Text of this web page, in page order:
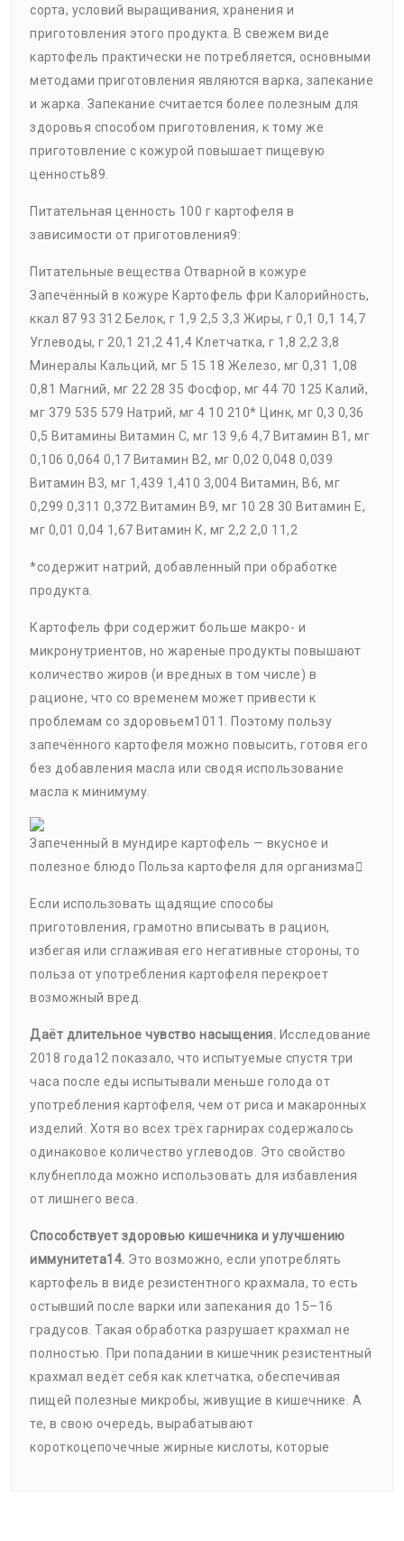
сорта, условий выращивания, хранения и
приготовления этого продукта. В свежем виде
картофель практически не потребляется, основными
методами приготовления являются варка, запекание
и жарка. Запекание считается более полезным для
здоровья способом приготовления, к тому же
приготовление с кожурой повышает пищевую
ценность89.
Питательная ценность 100 г картофеля в
зависимости от приготовления9:
Питательные вещества Отварной в кожуре
Запечённый в кожуре Картофель фри Калорийность,
ккал 87 93 312 Белок, г 1,9 2,5 3,3 Жиры, г 0,1 0,1 14,7
Углеводы, г 20,1 21,2 41,4 Клетчатка, г 1,8 2,2 3,8
Минералы Кальций, мг 5 15 18 Железо, мг 0,31 1,08
0,81 Магний, мг 22 28 35 Фосфор, мг 44 70 125 Калий,
мг 379 535 579 Натрий, мг 4 10 210* Цинк, мг 0,3 0,36
0,5 Витамины Витамин С, мг 13 9,6 4,7 Витамин В1, мг
0,106 0,064 0,17 Витамин В2, мг 0,02 0,048 0,039
Витамин В3, мг 1,439 1,410 3,004 Витамин, В6, мг
0,299 0,311 0,372 Витамин В9, мг 10 28 30 Витамин Е,
мг 0,01 0,04 1,67 Витамин К, мг 2,2 2,0 11,2
*содержит натрий, добавленный при обработке
продукта.
Картофель фри содержит больше макро- и
микронутриентов, но жареные продукты повышают
количество жиров (и вредных в том числе) в
рационе, что со временем может привести к
проблемам со здоровьем1011. Поэтому пользу
запечённого картофеля можно повысить, готовя его
без добавления масла или сводя использование
масла к минимуму.
Запеченный в мундире картофель — вкусное и
полезное блюдо Польза картофеля для организма
Если использовать щадящие способы
приготовления, грамотно вписывать в рацион,
избегая или сглаживая его негативные стороны, то
польза от употребления картофеля перекроет
возможный вред.
Даёт длительное чувство насыщения. Исследование
2018 года12 показало, что испытуемые спустя три
часа после еды испытывали меньше голода от
употребления картофеля, чем от риса и макаронных
изделий. Хотя во всех трёх гарнирах содержалось
одинаковое количество углеводов. Это свойство
клубнеплода можно использовать для избавления
от лишнего веса.
Способствует здоровью кишечника и улучшению
иммунитета14. Это возможно, если употреблять
картофель в виде резистентного крахмала, то есть
остывший после варки или запекания до 15–16
градусов. Такая обработка разрушает крахмал не
полностью. При попадании в кишечник резистентный
крахмал ведёт себя как клетчатка, обеспечивая
пищей полезные микробы, живущие в кишечнике. А
те, в свою очередь, вырабатывают
короткоцепочечные жирные кислоты, которые